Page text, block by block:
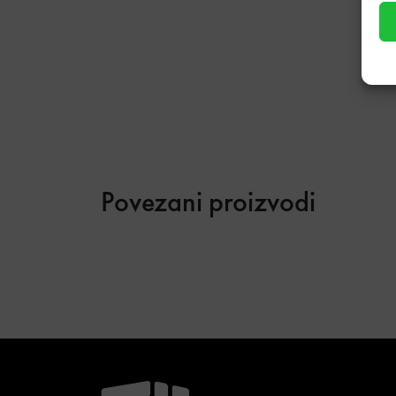
Povezani proizvodi